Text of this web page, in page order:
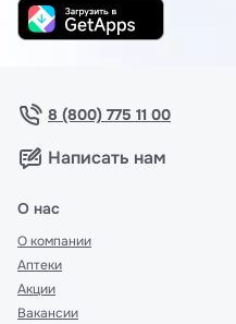
8 (800) 775 11 00
Написать нам
О нас
О компании
Аптеки
Акции
Вакансии